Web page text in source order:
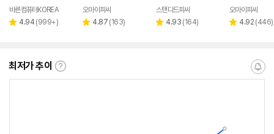
바른컴퓨터KOREA
별 4.94 리
(999+)
오마이피씨
별 4.87 리
(163)
스탠다드피씨
별 4.93 리
(164)
오마이피씨
별 4.92 리
(446)
최저가 추이
최
알